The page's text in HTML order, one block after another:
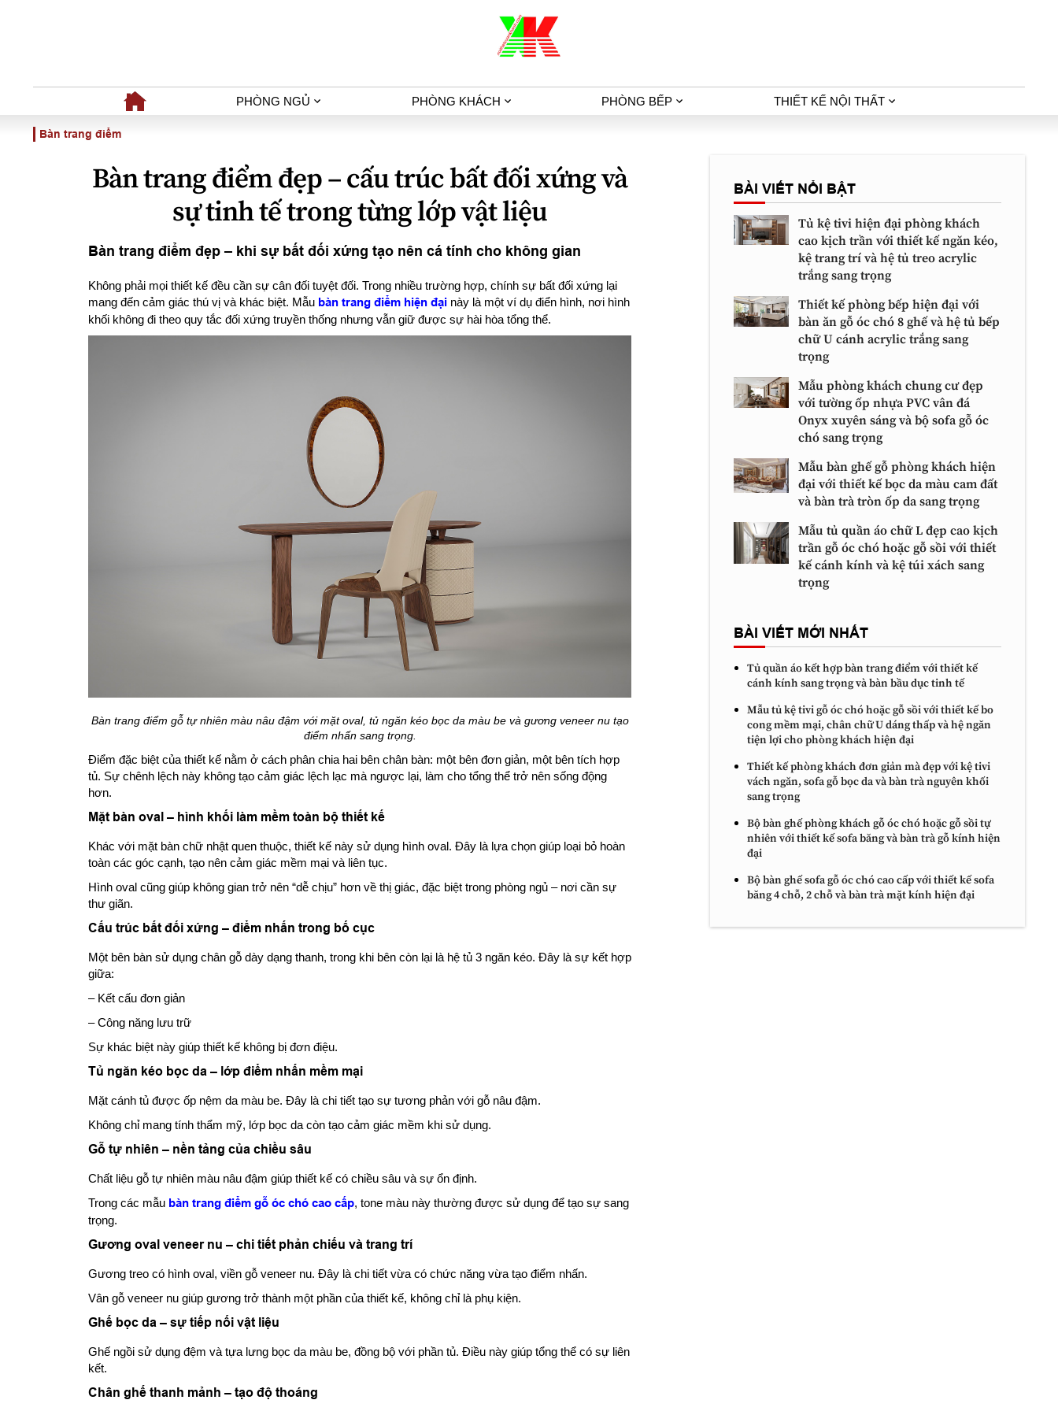
PHÒNG NGỦ PHÒNG KHÁCH PHÒNG BẾP THIẾT KẾ NỘI THẤT
Bàn trang điểm
Bàn trang điểm đẹp – cấu trúc bất đối xứng và
sự tinh tế trong từng lớp vật liệu
Bàn trang điểm đẹp – khi sự bất đối xứng tạo nên cá tính cho không gian
Không phải mọi thiết kế đều cần sự cân đối tuyệt đối. Trong nhiều trường hợp, chính sự bất đối xứng lại
mang đến cảm giác thú vị và khác biệt. Mẫu bàn trang điểm hiện đại này là một ví dụ điển hình, nơi hình
khối không đi theo quy tắc đối xứng truyền thống nhưng vẫn giữ được sự hài hòa tổng thể.
Bàn trang điểm gỗ tự nhiên màu nâu đậm với mặt oval, tủ ngăn kéo bọc da màu be và gương veneer nu tạo
điểm nhấn sang trọng.
Điểm đặc biệt của thiết kế nằm ở cách phân chia hai bên chân bàn: một bên đơn giản, một bên tích hợp
tủ. Sự chênh lệch này không tạo cảm giác lệch lạc mà ngược lại, làm cho tổng thể trở nên sống động
hơn.
Mặt bàn oval – hình khối làm mềm toàn bộ thiết kế
Khác với mặt bàn chữ nhật quen thuộc, thiết kế này sử dụng hình oval. Đây là lựa chọn giúp loại bỏ hoàn
toàn các góc cạnh, tạo nên cảm giác mềm mại và liên tục.
Hình oval cũng giúp không gian trở nên “dễ chịu” hơn về thị giác, đặc biệt trong phòng ngủ – nơi cần sự
thư giãn.
Cấu trúc bất đối xứng – điểm nhấn trong bố cục
Một bên bàn sử dụng chân gỗ dày dạng thanh, trong khi bên còn lại là hệ tủ 3 ngăn kéo. Đây là sự kết hợp
giữa:
– Kết cấu đơn giản
– Công năng lưu trữ
Sự khác biệt này giúp thiết kế không bị đơn điệu.
Tủ ngăn kéo bọc da – lớp điểm nhấn mềm mại
Mặt cánh tủ được ốp nệm da màu be. Đây là chi tiết tạo sự tương phản với gỗ nâu đậm.
Không chỉ mang tính thẩm mỹ, lớp bọc da còn tạo cảm giác mềm khi sử dụng.
Gỗ tự nhiên – nền tảng của chiều sâu
Chất liệu gỗ tự nhiên màu nâu đậm giúp thiết kế có chiều sâu và sự ổn định.
Trong các mẫu bàn trang điểm gỗ óc chó cao cấp, tone màu này thường được sử dụng để tạo sự sang
trọng.
Gương oval veneer nu – chi tiết phản chiếu và trang trí
Gương treo có hình oval, viền gỗ veneer nu. Đây là chi tiết vừa có chức năng vừa tạo điểm nhấn.
Vân gỗ veneer nu giúp gương trở thành một phần của thiết kế, không chỉ là phụ kiện.
Ghế bọc da – sự tiếp nối vật liệu
Ghế ngồi sử dụng đệm và tựa lưng bọc da màu be, đồng bộ với phần tủ. Điều này giúp tổng thể có sự liên
kết.
Chân ghế thanh mảnh – tạo độ thoáng
BÀI VIẾT NỔI BẬT
Tủ kệ tivi hiện đại phòng khách
cao kịch trần với thiết kế ngăn kéo,
kệ trang trí và hệ tủ treo acrylic
trắng sang trọng
Thiết kế phòng bếp hiện đại với
bàn ăn gỗ óc chó 8 ghế và hệ tủ bếp
chữ U cánh acrylic trắng sang
trọng
Mẫu phòng khách chung cư đẹp
với tường ốp nhựa PVC vân đá
Onyx xuyên sáng và bộ sofa gỗ óc
chó sang trọng
Mẫu bàn ghế gỗ phòng khách hiện
đại với thiết kế bọc da màu cam đất
và bàn trà tròn ốp da sang trọng
Mẫu tủ quần áo chữ L đẹp cao kịch
trần gỗ óc chó hoặc gỗ sồi với thiết
kế cánh kính và kệ túi xách sang
trọng
BÀI VIẾT MỚI NHẤT
Tủ quần áo kết hợp bàn trang điểm với thiết kế
cánh kính sang trọng và bàn bầu dục tinh tế
Mẫu tủ kệ tivi gỗ óc chó hoặc gỗ sồi với thiết kế bo
cong mềm mại, chân chữ U dáng thấp và hệ ngăn
tiện lợi cho phòng khách hiện đại
Thiết kế phòng khách đơn giản mà đẹp với kệ tivi
vách ngăn, sofa gỗ bọc da và bàn trà nguyên khối
sang trọng
Bộ bàn ghế phòng khách gỗ óc chó hoặc gỗ sồi tự
nhiên với thiết kế sofa băng và bàn trà gỗ kính hiện
đại
Bộ bàn ghế sofa gỗ óc chó cao cấp với thiết kế sofa
băng 4 chỗ, 2 chỗ và bàn trà mặt kính hiện đại